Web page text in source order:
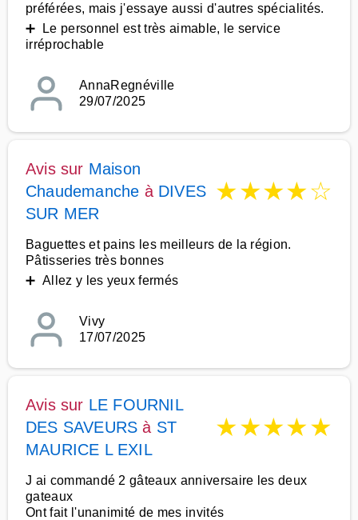
préférées, mais j'essaye aussi d'autres spécialités.
➕ Le personnel est très aimable, le service
irréprochable
AnnaRegnéville
29/07/2025
Avis sur Maison
Chaudemanche à DIVES
SUR MER
★★★★☆
Baguettes et pains les meilleurs de la région.
Pâtisseries très bonnes
➕ Allez y les yeux fermés
Vivy
17/07/2025
Avis sur LE FOURNIL
DES SAVEURS à ST
MAURICE L EXIL
★★★★★
J ai commandé 2 gâteaux anniversaire les deux
gateaux
Ont fait l'unanimité de mes invités